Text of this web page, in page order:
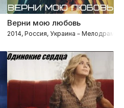
Верни мою любовь
2014, Россия, Украина – Мелодрамы